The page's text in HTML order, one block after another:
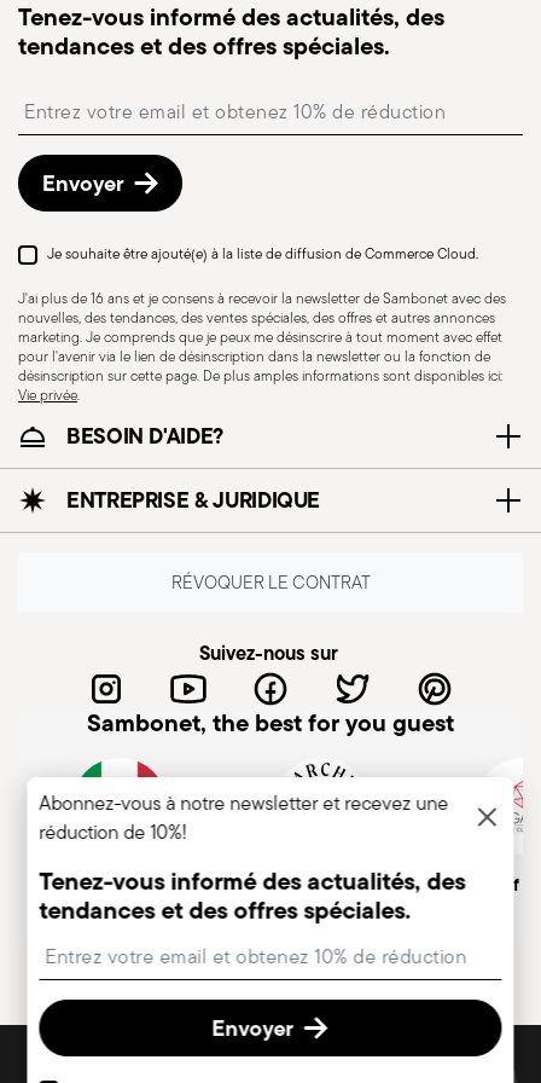
suivre la livraison.
Point relais: en Italie, la livraison en point relais est
paiement.
Retours gratuits sous 30 jours
date d’expédition/facturation en suivant la
procédure indiquée sur la page
Tenez-vous informé des actualités, des
tendances et des offres spéciales.
Envoyer
Je souhaite être ajouté(e) à la liste de diffusion de Commerce Cloud.
J'ai plus de 16 ans et je consens à recevoir la newsletter de Sambonet avec des
nouvelles, des tendances, des ventes spéciales, des offres et autres annonces
marketing. Je comprends que je peux me désinscrire à tout moment avec effet
pour l'avenir via le lien de désinscription dans la newsletter ou la fonction de
désinscription sur cette page. De plus amples informations sont disponibles ici:
Vie privée.
BESOIN D'AIDE?
ENTREPRISE & JURIDIQUE
RÉVOQUER LE CONTRAT
Suivez-nous sur
Sambonet, the best for you guest
Entreprise italienne
Marque historique, depuis
1856
Member of
DÉCOUVREZ TOUTES NOS MARQUES
Abonnez-vous à notre newsletter et recevez une
réduction de 10%!
Tenez-vous informé des actualités, des
tendances et des offres spéciales.
Envoyer